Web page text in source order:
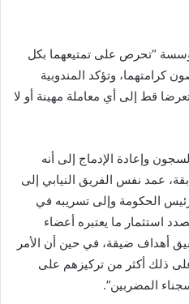
“تحرص على تمتيعهما بكل
كرامتهما، وتؤكد المندوبية
قط إلى أي معاملة مهينة أو لا
وإعادة الإدماج إلى أنه
عمد نفس الفريق النيابي إلى
الحكومة وإلى تسريبه في
استثمار ما يعتبره أعضاء
أهداف ضيقة، في حين أن الأمر
ذلك أكثر من تركيزهم على
المضربين”.